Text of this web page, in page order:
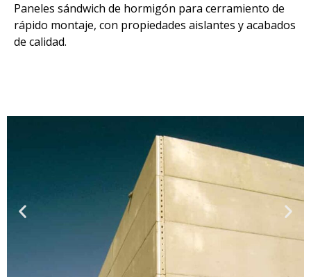
Paneles sándwich de hormigón para cerramiento de
rápido montaje, con propiedades aislantes y acabados
de calidad.